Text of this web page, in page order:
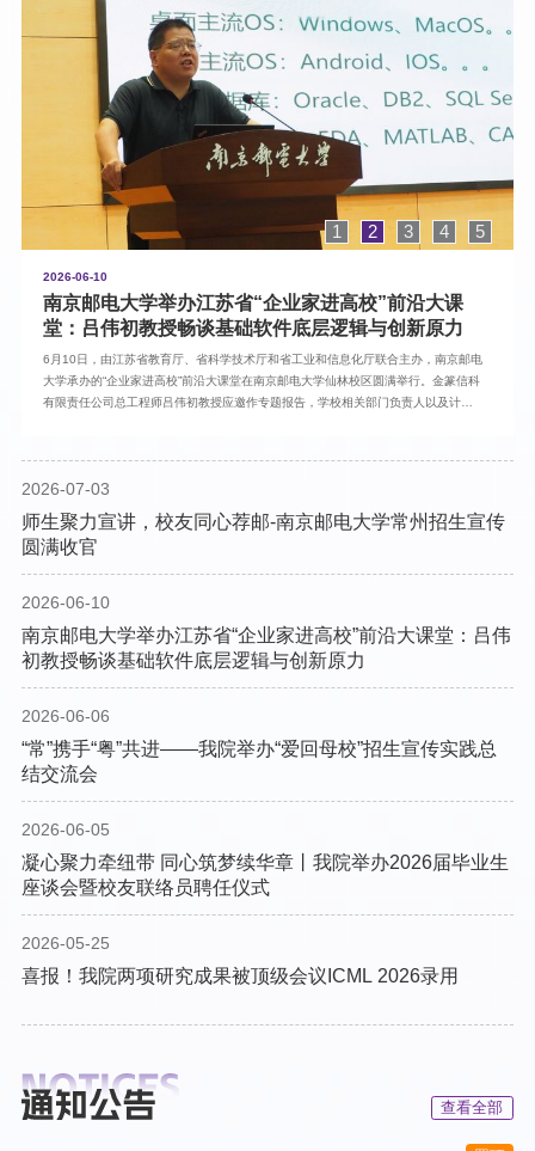
2026-06-10
南京邮电大学举办江苏省“企业家进高校”前沿大课
堂：吕伟初教授畅谈基础软件底层逻辑与创新原力
6月10日，由江苏省教育厅、省科学技术厅和省工业和信息化厅联合主办，南京邮电
大学承办的“企业家进高校”前沿大课堂在南京邮电大学仙林校区圆满举行。金篆信科
有限责任公司总工程师吕伟初教授应邀作专题报告，学校相关部门负责人以及计算
震撼的数据勾勒出我国基础软件领域的真实图景，以分布式数据库的逆袭为典型案
例，生动阐释了“换道超车”的中国智慧。在交流环节，吕教授与在场师生围绕AI与基
础软件的融合发展趋势展开深入探讨。他指出，AI正深刻重塑操作系统、数据库、
开发工具及工业软件等核心领域，为技术创新和产业变革带来全新可能。整场报告
数据翔实、案例生动、视野开阔，既有对“卡脖子”难题的清醒剖析，也有对“换道超
车”成功案例的精准解读，更饱含着对青年一代投身基础软件事业的殷切期待。现场
科技自立自强贡献力量的决心。（撰稿人：陈红
1 2 3 4 5
2026-07-03
师生聚力宣讲，校友同心荐邮-南京邮电大学常州招生宣传
圆满收官
2026-06-10
南京邮电大学举办江苏省“企业家进高校”前沿大课堂：吕伟
初教授畅谈基础软件底层逻辑与创新原力
2026-06-06
“常”携手“粤”共进——我院举办“爱回母校”招生宣传实践总
结交流会
2026-06-05
凝心聚力牵纽带 同心筑梦续华章丨我院举办2026届毕业生
座谈会暨校友联络员聘任仪式
2026-05-25
喜报！我院两项研究成果被顶级会议ICML 2026录用
查看全部